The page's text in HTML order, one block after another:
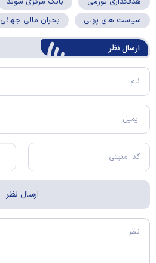
سیاست های پولی
بحران مالی جهانی
ارسال‌ نظر